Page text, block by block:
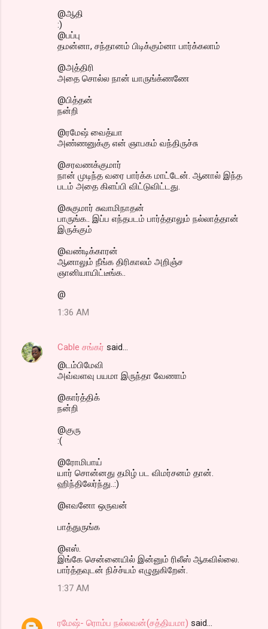
@ஆதி
:)
@பப்பு
தமன்னா, சந்தானம் பிடிக்கும்னா பார்க்கலாம்
@அத்திரி
அதை சொல்ல நான் யாருங்க்ணணே
@பித்தன்
நன்றி
@ரமேஷ் வைத்யா
அண்ணனுக்கு என் ஞாபகம் வந்திருச்சு
@சரவணக்குமார்
நான் முடிந்த வரை பார்க்க மாட்டேன். ஆனால் இந்த
படம் அதை கிளப்பி விட்டுவிட்டது.
@சுகுமார் சுவாமிநாதன்
பாருங்க.. இப்ப எந்தபடம் பார்த்தாலும் நல்லாத்தான்
இருக்கும்
@வண்டிக்காரன்
ஆனாலும் நீங்க திரிகாலம் அறிஞ்ச
ஞானியாயிட்டீங்க..
@
1:36 AM
Cable சங்கர் said…
@டம்பிமேவி
அவ்வளவு பயமா இருந்தா வேணாம்
@கார்த்திக்
நன்றி
@குரு
:(
@ரோமிபாய்
யார் சொன்னது தமிழ் பட விமர்சனம் தான்.
ஹிந்திலேர்ந்து..:)
@எவனோ ஒருவன்
பாத்துருங்க
@எஸ்.
இங்கே சென்னையில் இன்னும் ரிலீஸ் ஆகவில்லை.
பார்த்தவுடன் நிச்ச்யம் எழுதுகிறேன்.
1:37 AM
ரமேஷ்- ரொம்ப நல்லவன்(சத்தியமா) said…